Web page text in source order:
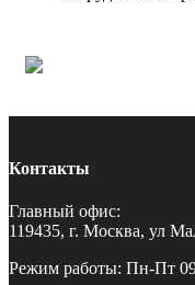
Контакты
Главный офис:
119435, г. Москва, ул
Режим работы: Пн-Пт